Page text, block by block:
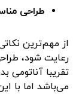
طراحی
از مهم‌ترین
رعایت شود،
تقریبا
می‌باشد اما با